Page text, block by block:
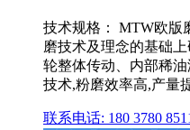
技术规格： MTW欧版
磨技术及理念的基础
轮整体传动、内部稀
技术,粉磨效率高,产量
联系电话: 180 3780